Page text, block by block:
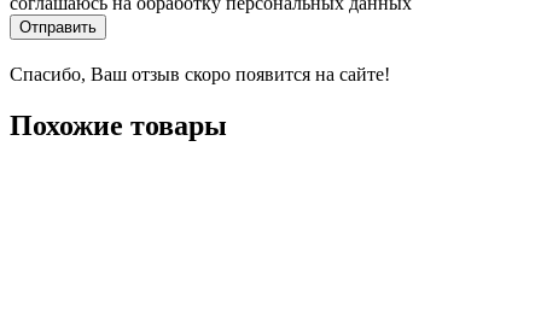
Отправить
Спасибо, Ваш отзыв скоро появится на сайте!
Похожие товары